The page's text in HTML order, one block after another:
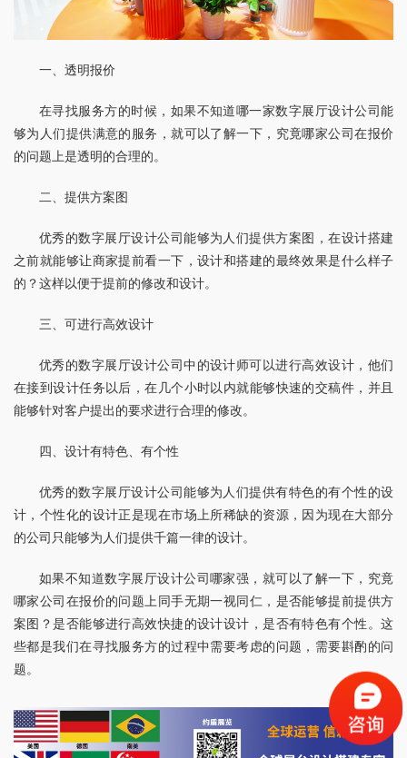
一、透明报价
在寻找服务方的时候，如果不知道哪一家数字展厅设计公司能
够为人们提供满意的服务，就可以了解一下，究竟哪家公司在报价
的问题上是透明的合理的。
二、提供方案图
优秀的数字展厅设计公司能够为人们提供方案图，在设计搭建
之前就能够让商家提前看一下，设计和搭建的最终效果是什么样子
的？这样以便于提前的修改和设计。
三、可进行高效设计
优秀的数字展厅设计公司中的设计师可以进行高效设计，他们
在接到设计任务以后，在几个小时以内就能够快速的交稿件，并且
能够针对客户提出的要求进行合理的修改。
四、设计有特色、有个性
优秀的数字展厅设计公司能够为人们提供有特色的有个性的设
计，个性化的设计正是现在市场上所稀缺的资源，因为现在大部分
的公司只能够为人们提供千篇一律的设计。
如果不知道数字展厅设计公司哪家强，就可以了解一下，究竟
哪家公司在报价的问题上同手无期一视同仁，是否能够提前提供方
案图？是否能够进行高效快捷的设计设计，是否有特色有个性。这
些都是我们在寻找服务方的过程中需要考虑的问题，需要斟酌的问
题。